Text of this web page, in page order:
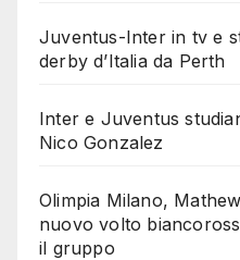
Juventus-Inter in tv e
derby d’Italia da Perth
Inter e Juventus
Nico Gonzalez
Olimpia Milano,
nuovo volto
il gruppo